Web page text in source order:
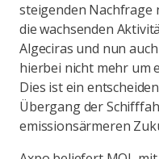
steigenden Nachfrage
die wachsenden
Algeciras und nun
hierbei nicht mehr um
Dies ist ein
Übergang der
emissionsärmeren